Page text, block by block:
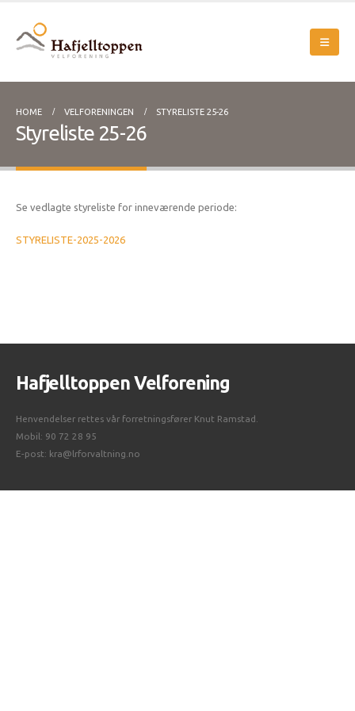
HOME VELFORENINGEN STYRELISTE 25-26
Styreliste 25-26
Se vedlagte styreliste for inneværende periode:
STYRELISTE-2025-2026
Hafjelltoppen Velforening
Henvendelser rettes vår forretningsfører Knut Ramstad.
Mobil: 90 72 28 95
E-post: kra@lrforvaltning.no